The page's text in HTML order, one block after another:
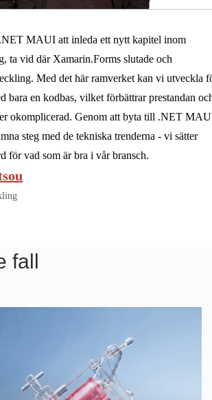
MAUI att inleda ett nytt kapitel inom
ta vid där Xamarin.Forms slutade och
Med det här ramverket kan vi utveckla
bara en kodbas, vilket förbättrar prestandan
okomplicerad. Genom att byta till .NET
steg med de tekniska trenderna - vi sätter
för vad som är bra i vår bransch.
fall